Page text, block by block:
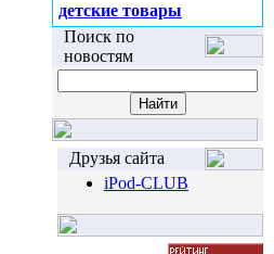
детские товары
Поиск по
новостям
Друзья сайта
iPod-CLUB